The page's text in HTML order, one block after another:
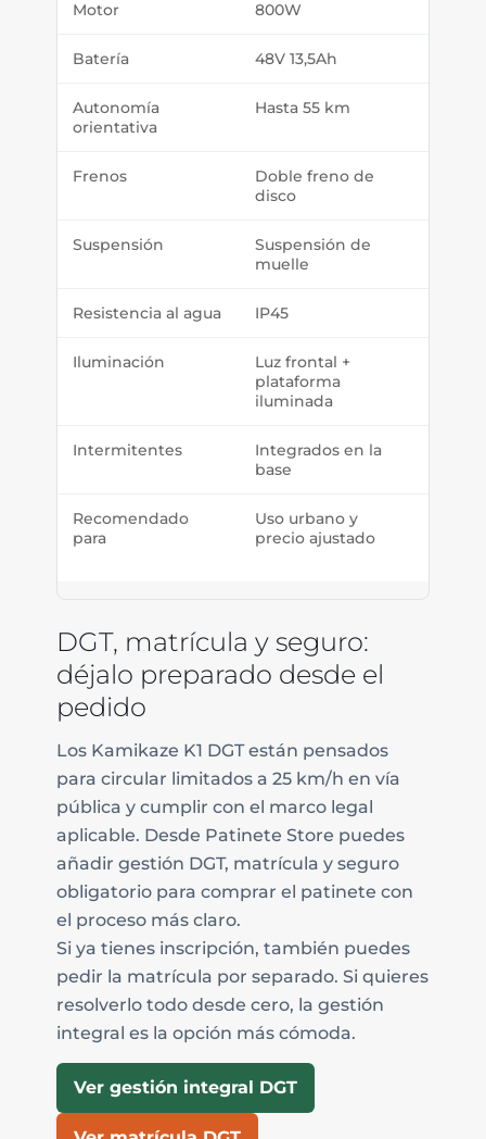
Motor 800W
Batería 48V 13,5Ah
Autonomía
orientativa
Hasta 55 km
Frenos
Doble freno de
disco
Suspensión
Suspensión de
muelle
Resistencia al agua IP45
Iluminación
Luz frontal +
plataforma
iluminada
Intermitentes
Integrados en la
base
Recomendado
para
Uso urbano y
precio ajustado
DGT, matrícula y seguro:
déjalo preparado desde el
pedido
Los Kamikaze K1 DGT están pensados
para circular limitados a 25 km/h en vía
pública y cumplir con el marco legal
aplicable. Desde Patinete Store puedes
añadir gestión DGT, matrícula y seguro
obligatorio para comprar el patinete con
el proceso más claro.
Si ya tienes inscripción, también puedes
pedir la matrícula por separado. Si quieres
resolverlo todo desde cero, la gestión
integral es la opción más cómoda.
Ver gestión integral DGT